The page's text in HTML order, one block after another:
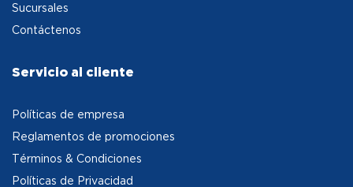
Sucursales
Contáctenos
Servicio al cliente
Políticas de empresa
Reglamentos de promociones
Términos & Condiciones
Políticas de Privacidad